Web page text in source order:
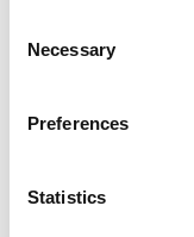
Selection
Necessary
Preferences
Statistics